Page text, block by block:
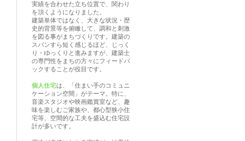
実績を合わせた立ち位置で、関わり
を頂くようになりました。
建築単体ではなく、大きな状況・歴
史的背景等を俯瞰して、調和と刺激
を図る事がまちづくりです。建築の
スパンすら短く感じるほど、じっく
り・ゆっくりと進みますが、建築士
の専門性をまちの方々にフィードバ
ックすることが役目です。
個人住宅は、「住まい手のコミュニ
ケーション空間」がテーマ。特に、
音楽スタジオや映画鑑賞室など、趣
味を楽しむご家族や、都心型狭小住
宅等、空間的な工夫を盛込む住宅設
計が多いです。